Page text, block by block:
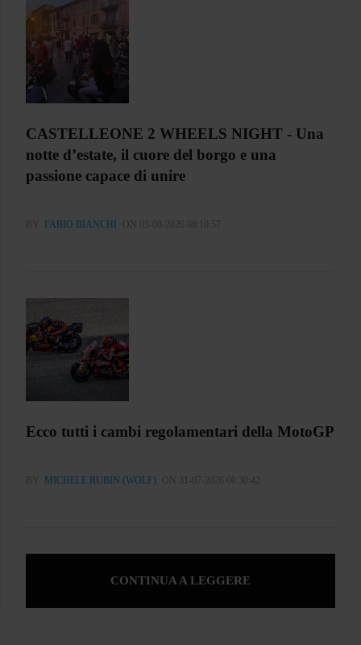
CASTELLEONE 2 WHEELS NIGHT - Una
notte d’estate, il cuore del borgo e una
passione capace di unire
BY FABIO BIANCHI ON 03-08-2026 08:10:57
Ecco tutti i cambi regolamentari della MotoGP
BY MICHELE RUBIN (WOLF) ON 31-07-2026 00:30:42
CONTINUA A LEGGERE